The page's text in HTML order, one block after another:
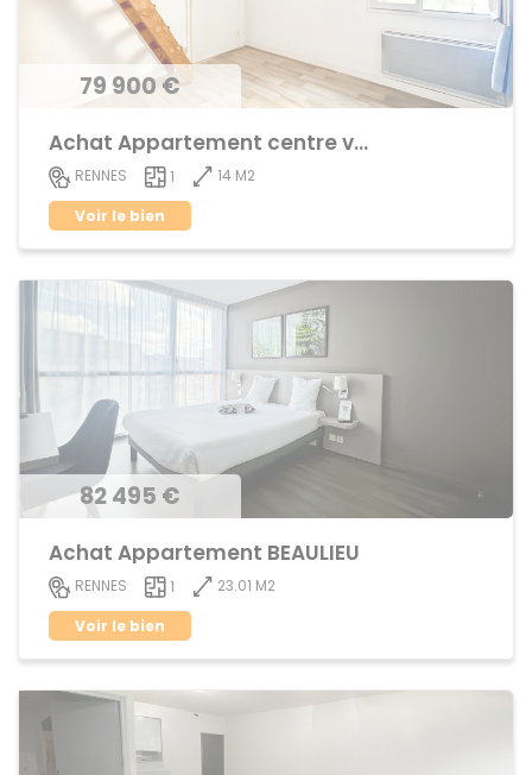
79 900 €
Achat Appartement centre ville
RENNES 1
14 M2
Voir le bien
82 495 €
Achat Appartement BEAULIEU
RENNES 1
23.01 M2
Voir le bien